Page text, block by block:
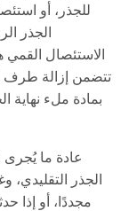
للجذر، أو
الجذر
الاستئصال القمي
تتضمن إزالة طرف
بمادة ملء
عادة ما
الجذر التقليدي،
مجددًا، أو إذا